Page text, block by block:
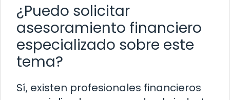
¿Puedo solicitar
asesoramiento financiero
especializado sobre este
tema?
Sí, existen profesionales financieros